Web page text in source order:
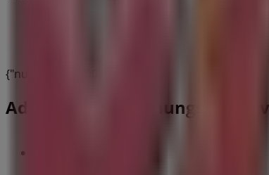
{"numCatalogs":0}
Adressen und Öffnungszeiten